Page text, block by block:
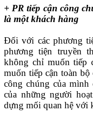
+ PR tiếp cận công
là một khách hàng
Đối với các phương
phương tiện truyền
không chỉ muốn tiếp
muốn tiếp cận toàn
công chúng của
của những người
dựng mối quan hệ với